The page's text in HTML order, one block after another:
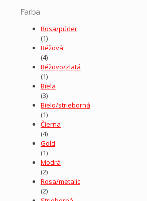
Farba
Rosa/púder
(1)
Béžová
(4)
Béžovo/zlatá
(1)
Biela
(3)
Bielo/strieborná
(1)
Čierna
(4)
Gold
(1)
Modrá
(2)
Rosa/metalic
(2)